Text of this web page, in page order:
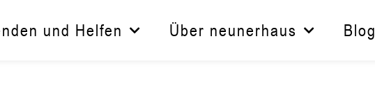
und Helfen Über neunerhaus Blog